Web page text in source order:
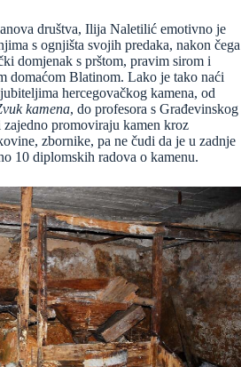
društva, Ilija Naletilić emotivno je
s ognjišta svojih predaka, nakon čega
domjenak s prštom, pravim sirom i
domaćom Blatinom. Lako je tako naći
hercegovačkog kamena, od
kamena, do profesora s Građevinskog
promoviraju kamen kroz
zbornike, pa ne čudi da je u zadnje
10 diplomskih radova o kamenu.